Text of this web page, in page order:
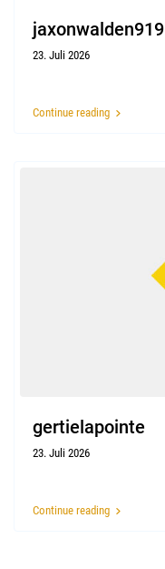
jaxonwalden919
23. Juli 2026
Continue reading
gertielapointe
23. Juli 2026
Continue reading